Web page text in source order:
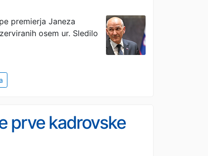
premierja Janeza
osem ur. Sledilo
prve kadrovske